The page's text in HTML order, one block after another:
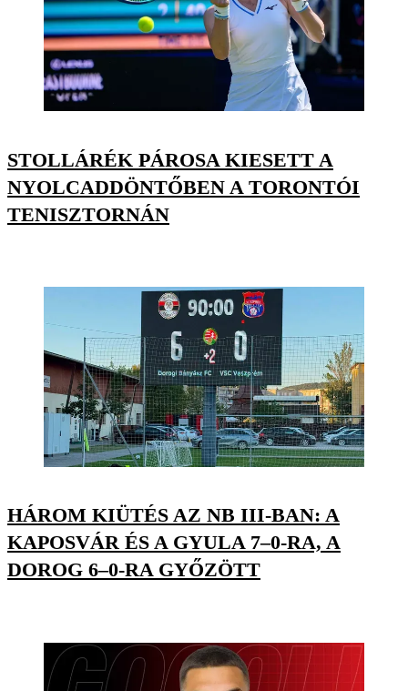
STOLLÁRÉK PÁROSA KIESETT A
NYOLCADDÖNTŐBEN A TORONTÓI
TENISZTORNÁN
HÁROM KIÜTÉS AZ NB III-BAN: A
KAPOSVÁR ÉS A GYULA 7–0-RA, A
DOROG 6–0-RA GYŐZÖTT